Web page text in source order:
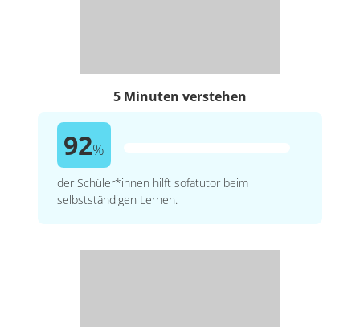
5 Minuten verstehen
92%
der Schüler*innen hilft sofatutor beim
selbstständigen Lernen.